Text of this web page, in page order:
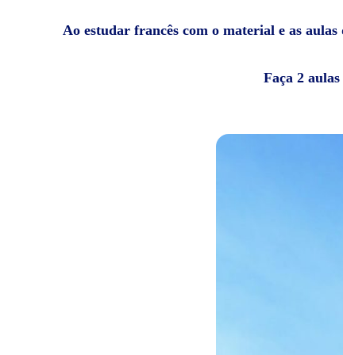
Ao estudar francês com o material e as
Faça 2